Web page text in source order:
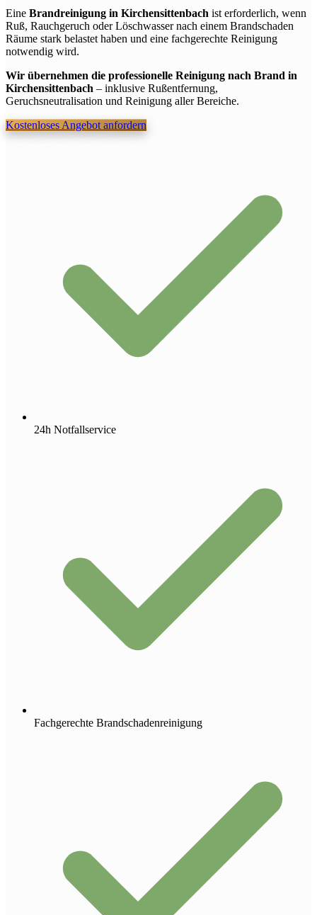
Eine Brandreinigung in Kirchensittenbach ist erforderlich, wenn
Ruß, Rauchgeruch oder Löschwasser nach einem Brandschaden
Räume stark belastet haben und eine fachgerechte Reinigung
notwendig wird.
Wir übernehmen die professionelle Reinigung nach Brand in
Kirchensittenbach– inklusive Rußentfernung,
Geruchsneutralisation und Reinigung aller Bereiche.
Kostenloses Angebot anfordern
24h Notfallservice
Fachgerechte Brandschadenreinigung